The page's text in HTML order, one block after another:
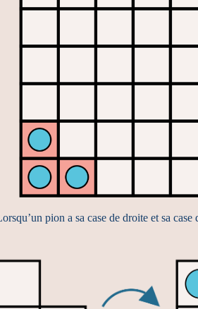
pion a sa case de droite et sa